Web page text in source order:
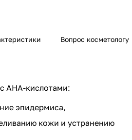
Вопрос косметологу
АНА-кислотами:
эпидермиса,
кожи и устранению